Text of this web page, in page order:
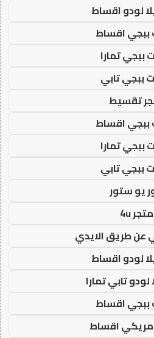
لودو اقساط
اقساط
ببجي تمارا
ببجي تابي
تقسيط
اقساط
ببجي تمارا
ببجي تابي
يو ستور
متجر 4u
عن طريق الايدي
لودو اقساط
تابي تمارا
اقساط
امريكي اقساط